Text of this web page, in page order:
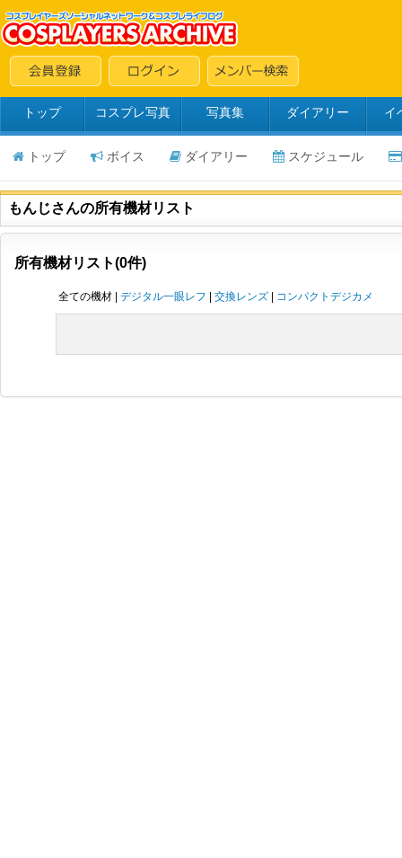
トップ コスプレ写真 写真集 ダイアリー イ
トップ ボイス ダイアリー スケジュール
もんじさんの所有機材リスト
所有機材リスト(0件)
全ての機材 | デジタル一眼レフ 交換レンズ コンパクトデジカメ